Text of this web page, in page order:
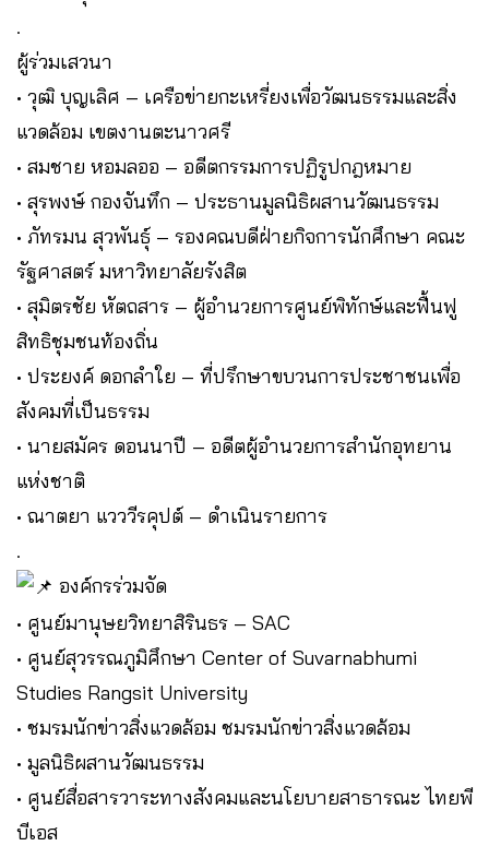
.
ผู้ร่วมเสวนา
• วุฒิ บุญเลิศ – เครือข่ายกะเหรี่ยงเพื่อวัฒนธรรมและสิ่ง
แวดล้อม เขตงานตะนาวศรี
• สมชาย หอมลออ – อดีตกรรมการปฏิรูปกฎหมาย
• สุรพงษ์ กองจันทึก – ประธานมูลนิธิผสานวัฒนธรรม
• ภัทรมน สุวพันธุ์ – รองคณบดีฝ่ายกิจการนักศึกษา คณะ
รัฐศาสตร์ มหาวิทยาลัยรังสิต
• สุมิตรชัย หัตถสาร – ผู้อำนวยการศูนย์พิทักษ์และฟื้นฟู
สิทธิชุมชนท้องถิ่น
• ประยงค์ ดอกลำใย – ที่ปรึกษาขบวนการประชาชนเพื่อ
สังคมที่เป็นธรรม
• นายสมัคร ดอนนาปี – อดีตผู้อำนวยการสำนักอุทยาน
แห่งชาติ
• ณาตยา แวววีรคุปต์ – ดำเนินรายการ
.
องค์กรร่วมจัด
• ศูนย์มานุษยวิทยาสิรินธร – SAC
• ศูนย์สุวรรณภูมิศึกษา Center of Suvarnabhumi
Studies Rangsit University
• ชมรมนักข่าวสิ่งแวดล้อม ชมรมนักข่าวสิ่งแวดล้อม
• มูลนิธิผสานวัฒนธรรม
• ศูนย์สื่อสารวาระทางสังคมและนโยบายสาธารณะ ไทยพี
บีเอส